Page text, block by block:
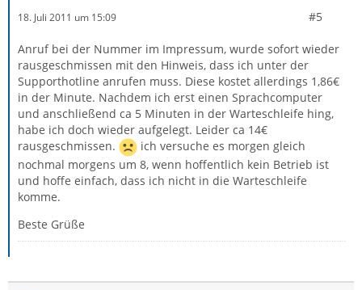
18. Juli 2011 um 15:09 #5
Anruf bei der Nummer im Impressum, wurde sofort wieder
rausgeschmissen mit den Hinweis, dass ich unter der
Supporthotline anrufen muss. Diese kostet allerdings 1,86€
in der Minute. Nachdem ich erst einen Sprachcomputer
und anschließend ca 5 Minuten in der Warteschleife hing,
habe ich doch wieder aufgelegt. Leider ca 14€
rausgeschmissen.
ich versuche es morgen gleich
nochmal morgens um 8, wenn hoffentlich kein Betrieb ist
und hoffe einfach, dass ich nicht in die Warteschleife
komme.
Beste Grüße